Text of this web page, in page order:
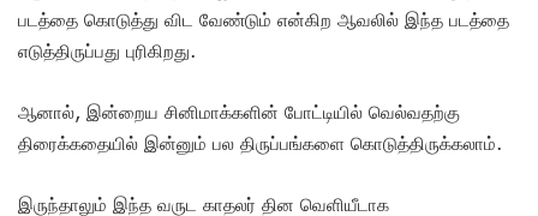
படத்தை கொடுத்து விட வேண்டும் என்கிற ஆவலில் இந்த படத்தை
எடுத்திருப்பது புரிகிறது.
ஆனால், இன்றைய சினிமாக்களின் போட்டியில் வெல்வதற்கு
திரைக்கதையில் இன்னும் பல திருப்பங்களை கொடுத்திருக்கலாம்.
இருந்தாலும் இந்த வருட காதலர் தின வெளியீடாக